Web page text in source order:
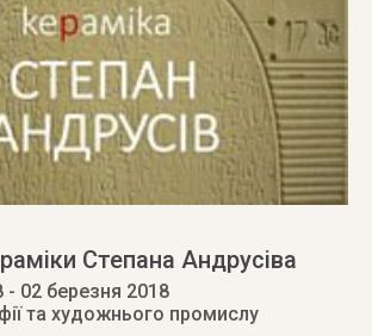
Степана Андрусіва
- 02 березня 2018
та художнього промислу